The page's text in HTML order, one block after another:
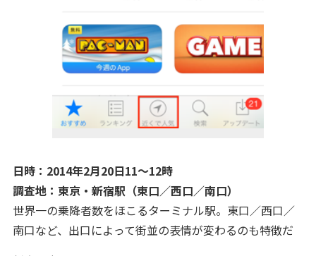
日時：2014年2月20日11～12時
調査地： 東京・新宿駅（東口／西口／南口）
世界一の乗降者数をほこるターミナル駅。東口／西口／
南口など、出口によって街並の表情が変わるのも特徴だ